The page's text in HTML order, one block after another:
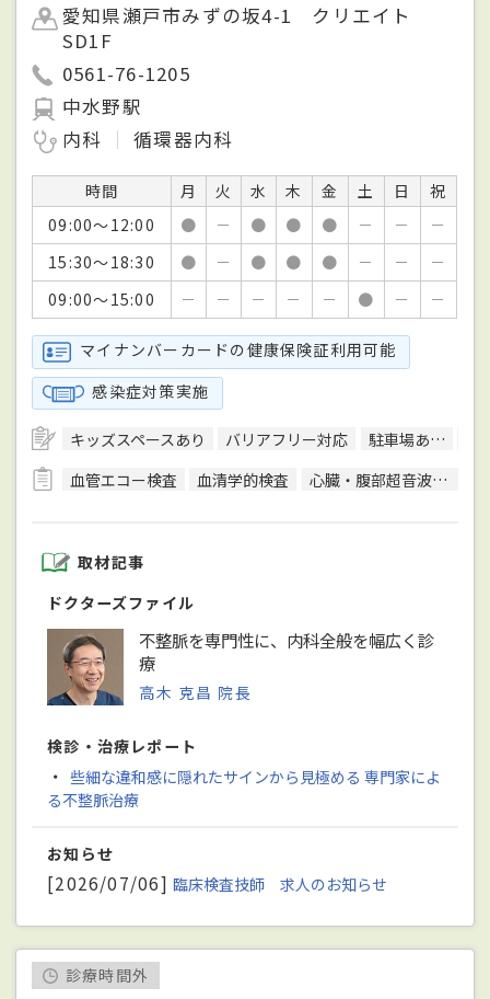
愛知県瀬戸市みずの坂4-1 クリエイト
SD1F
0561-76-1205
中水野駅
内科
循環器内科
時間 月 火 水 木 金 土 日
祝
09:00～12:00
● － ● ● ● － －
－
15:30～18:30
● － ● ● ● － －
－
09:00～15:00
－ － － － － ● － －
マイナンバーカードの健康保険証利用可能
感染症対策実施
キッズスペースあり バリアフリー対応 駐車場あり
血管エコー検査
血清学的検査 心臓・腹部超音波検査
取材記事
ドクターズファイル
不整脈を専門性に、内科全般を幅広く診
療
高木 克昌 院長
検診・治療レポート
・ 些細な違和感に隠れたサインから見極める 専門家によ
る不整脈治療
お知らせ
[2026/07/06]臨床検査技師 求人のお知らせ
診療時間外